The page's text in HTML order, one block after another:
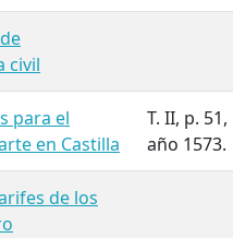
civil
para el
en Castilla
T. II, p. 51,
año 1573.
de los